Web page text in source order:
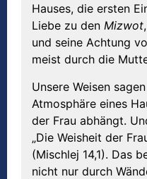
Hauses, die ersten
Liebe zu den Mizwot
und seine Achtung
meist durch die
Unsere Weisen
Atmosphäre eines
der Frau abhängt.
„Die Weisheit der
(Mischlej 14,1). Das
nicht nur durch